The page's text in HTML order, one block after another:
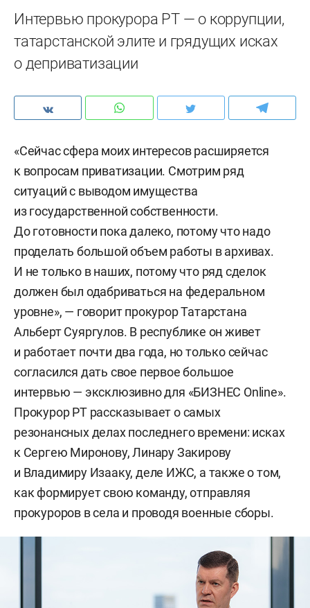
Интервью прокурора РТ — о коррупции,
татарстанской элите и грядущих исках
о деприватизации
«Сейчас сфера моих интересов расширяется
к вопросам приватизации. Смотрим ряд
ситуаций с выводом имущества
из государственной собственности.
До готовности пока далеко, потому что надо
проделать большой объем работы в архивах.
И не только в наших, потому что ряд сделок
должен был одабриваться на федеральном
уровне», — говорит прокурор Татарстана
Альберт Суяргулов. В республике он живет
и работает почти два года, но только сейчас
согласился дать свое первое большое
интервью — эксклюзивно для «БИЗНЕС Online».
Прокурор РТ рассказывает о самых
резонансных делах последнего времени: исках
к Сергею Миронову, Линару Закирову
и Владимиру Изааку, деле ИЖС, а также о том,
как формирует свою команду, отправляя
прокуроров в села и проводя военные сборы.